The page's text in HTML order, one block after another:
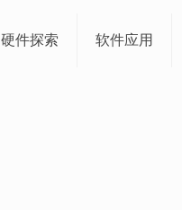
硬件探索 软件应用